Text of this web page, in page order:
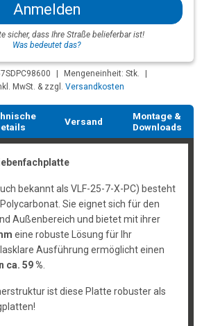
Anmelden
sicher, dass Ihre Straße belieferbar ist!
Was bedeutet das?
Mengeneinheit: Stk.
MwSt. & zzgl. Versandkosten
Versand
Montage &
Downloads
bekannt als VLF-25-7-X-PC) besteht
Sie eignet sich für den
Außenbereich und bietet mit ihrer
eine robuste Lösung für Ihr
Ausführung ermöglicht einen
ca. 59 %
ist diese Platte robuster als